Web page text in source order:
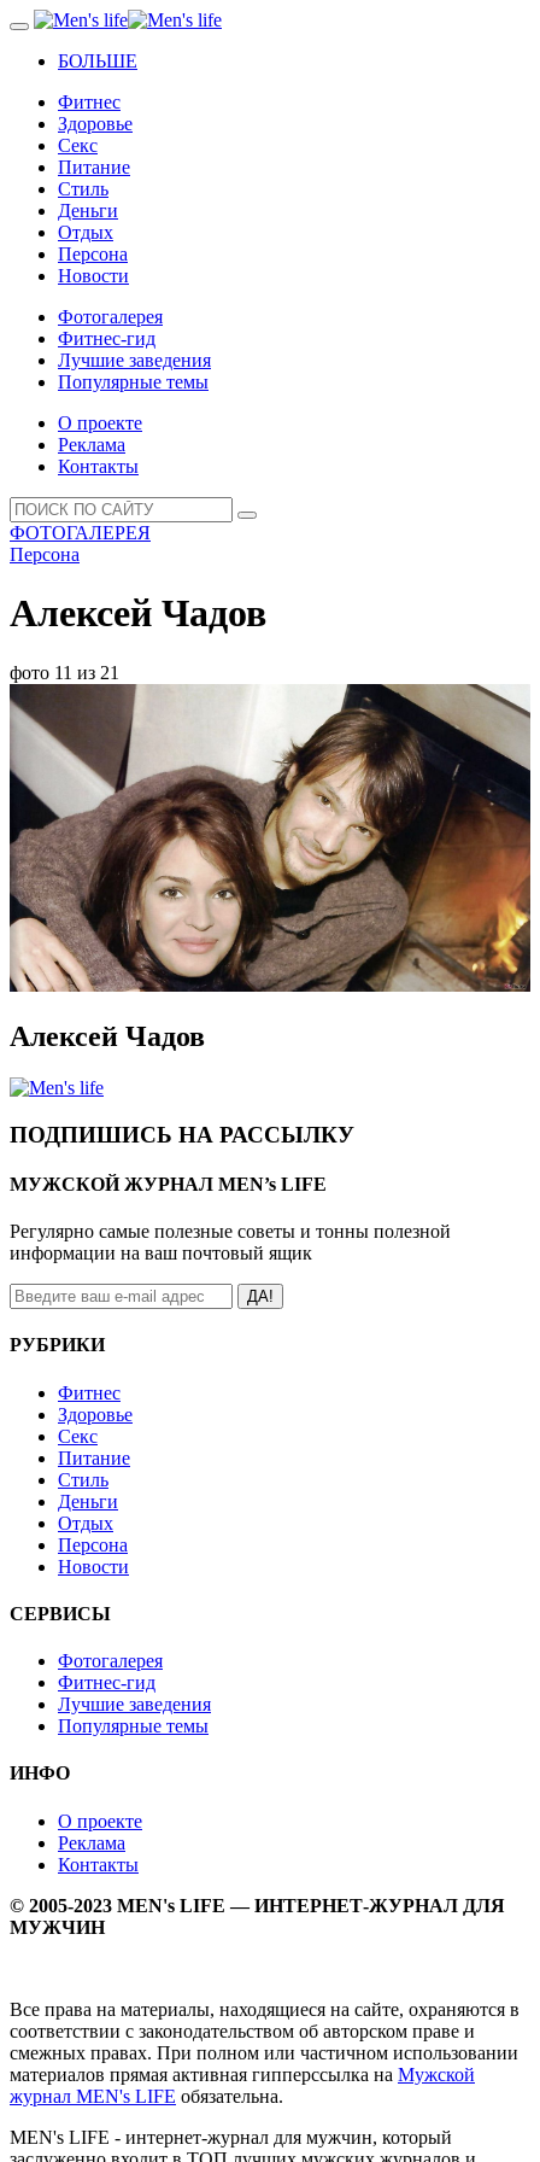
БОЛЬШЕ
Фитнес
Здоровье
Секс
Питание
Стиль
Деньги
Отдых
Персона
Новости
Фотогалерея
Фитнес-гид
Лучшие заведения
Популярные темы
О проекте
Реклама
Контакты
ФОТОГАЛЕРЕЯ
Персона
Алексей Чадов
фото 11 из 21
Алексей Чадов
ПОДПИШИСЬ НА РАССЫЛКУ
МУЖСКОЙ ЖУРНАЛ MEN’s LIFE
Регулярно самые полезные советы и тонны полезной
информации на ваш почтовый ящик
ДА!
РУБРИКИ
Фитнес
Здоровье
Секс
Питание
Стиль
Деньги
Отдых
Персона
Новости
СЕРВИСЫ
Фотогалерея
Фитнес-гид
Лучшие заведения
Популярные темы
ИНФО
О проекте
Реклама
Контакты
© 2005-2023 MEN's LIFE — ИНТЕРНЕТ-ЖУРНАЛ ДЛЯ
МУЖЧИН
Все права на материалы, находящиеся на сайте, охраняются в
соответствии с законодательством об авторском праве и
смежных правах. При полном или частичном использовании
материалов прямая активная гипперссылка на Мужской
журнал MEN's LIFE обязательна.
MEN's LIFE - интернет-журнал для мужчин, который